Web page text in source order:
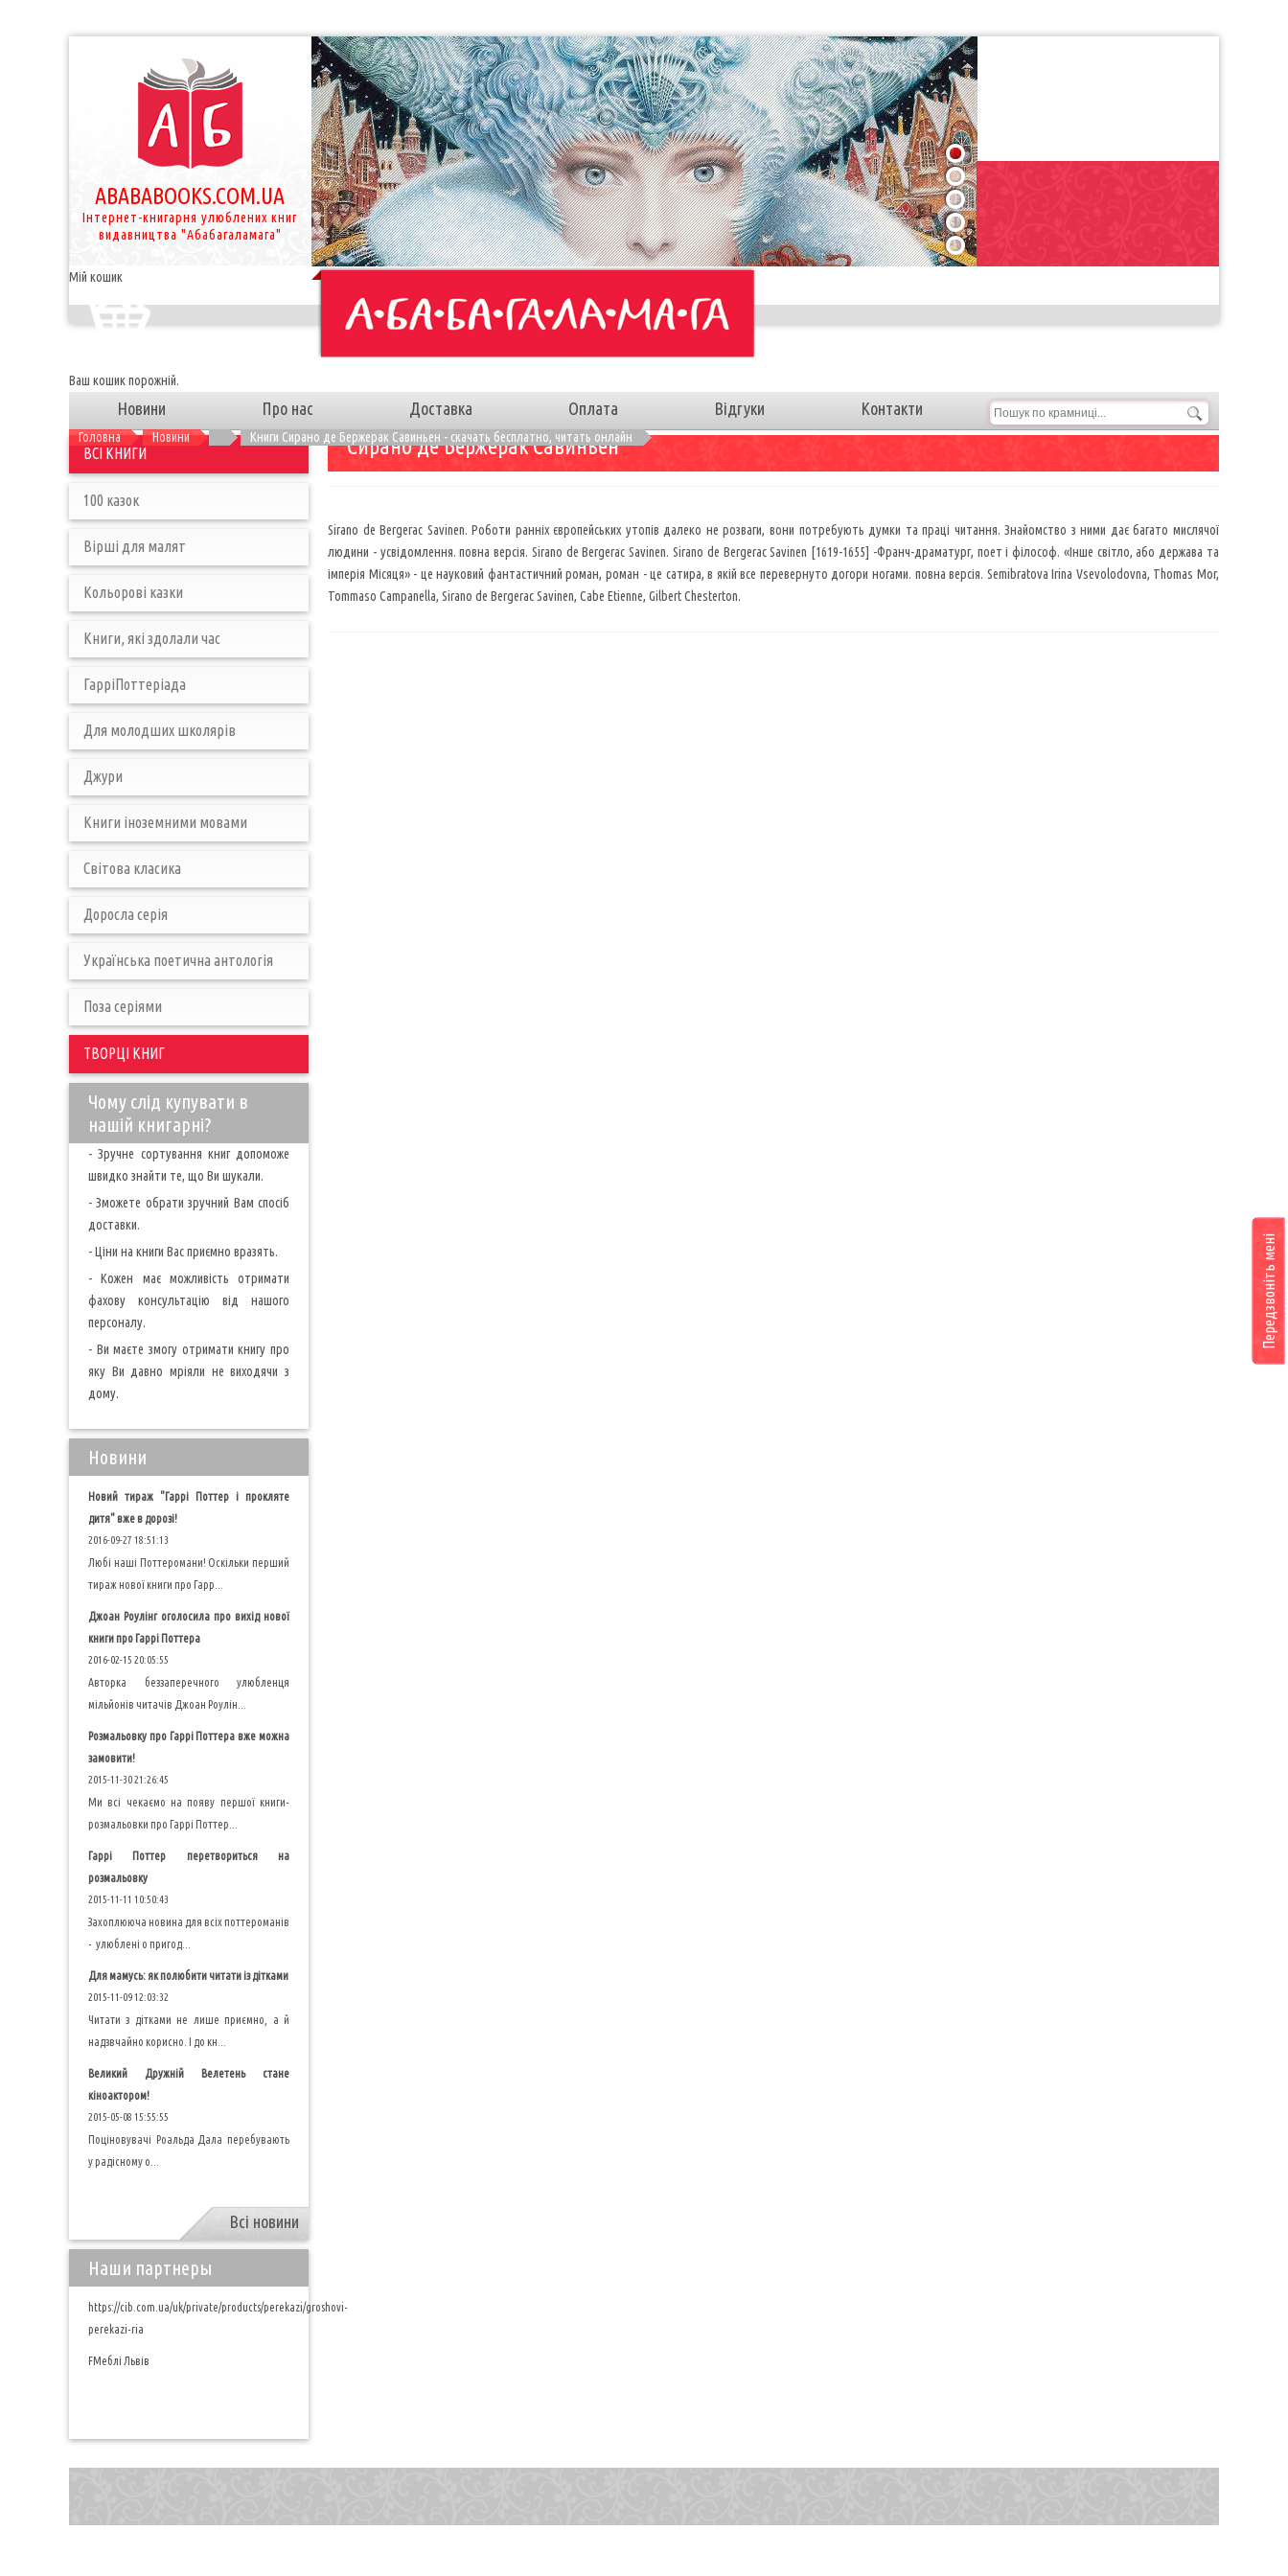
Передзвоніть мені
ABABABOOKS.COM.UA
Інтернет-книгарня улюблених книг
видавництва "Абабагаламага"
1
2
3
4
5
Мій кошик
Ваш кошик порожній.
Новини Про нас Доставка Оплата Відгуки Контакти
Головна Новини Книги Сирано де Бержерак Савиньен - скачать бесплатно, читать онлайн
Сирано де Бержерак Савиньен
Sirano de Bergerac Savinen. Роботи ранніх європейських утопів далеко не розваги, вони потребують думки та праці читання. Знайомство з ними дає багато мислячої
людини - усвідомлення. повна версія. Sirano de Bergerac Savinen. Sirano de Bergerac Savinen [1619-1655] -Франч-драматург, поет і філософ. «Інше світло, або держава та
імперія Місяця» - це науковий фантастичний роман, роман - це сатира, в якій все перевернуто догори ногами. повна версія. Semibratova Irina Vsevolodovna, Thomas Mor,
Tommaso Campanella, Sirano de Bergerac Savinen, Cabe Etienne, Gilbert Chesterton.
ВСІ КНИГИ
100 казок
Вірші для малят
Кольорові казки
Книги, які здолали час
ГарріПоттеріада
Для молодших школярів
Джури
Книги іноземними мовами
Світова класика
Доросла серія
Українська поетична антологія
Поза серіями
ТВОРЦІ КНИГ
Чому слід купувати в
нашій книгарні?
- Зручне сортування книг допоможе
швидко знайти те, що Ви шукали.
- Зможете обрати зручний Вам спосіб
доставки.
- Ціни на книги Вас приємно вразять.
- Кожен має можливість отримати
фахову консультацію від нашого
персоналу.
- Ви маєте змогу отримати книгу про
яку Ви давно мріяли не виходячи з
дому.
Новини
Новий тираж "Гаррі Поттер і прокляте
дитя" вже в дорозі!
2016-09-27 18:51:13
Любі наші Поттеромани! Оскільки перший
тираж нової книги про Гарр...
Джоан Роулінг оголосила про вихід нової
книги про Гаррі Поттера
2016-02-15 20:05:55
Авторка беззаперечного улюбленця
мільйонів читачів Джоан Роулін...
Розмальовку про Гаррі Поттера вже можна
замовити!
2015-11-30 21:26:45
Ми всі чекаємо на появу першої книги-
розмальовки про Гаррі Поттер...
Гаррі Поттер перетвориться на
розмальовку
2015-11-11 10:50:43
Захоплююча новина для всіх поттероманів
- улюблені о пригод...
Для мамусь: як полюбити читати із дітками
2015-11-09 12:03:32
Читати з дітками не лише приємно, а й
надзвчайно корисно. І до кн...
Великий Дружній Велетень стане
кіноактором!
2015-05-08 15:55:55
Поціновувачі Роальда Дала перебувають
у радісному о...
Всі новини
Наши партнеры
https://cib.com.ua/uk/private/products/perekazi/groshovi-
perekazi-ria
FМеблі Львів